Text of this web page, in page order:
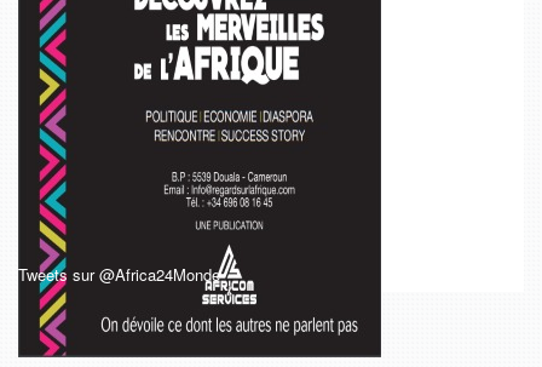
Tweets sur @Africa24Monde